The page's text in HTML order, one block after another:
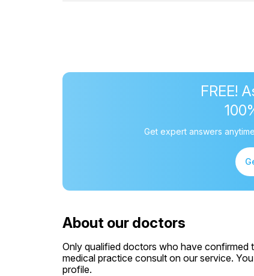
FREE!
Get expert answers
About our doctors
Only qualified doctors who have
medical practice consult on our service.
profile.